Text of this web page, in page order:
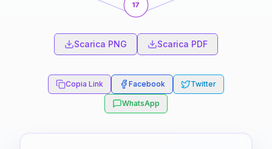
17
Scarica PNG Scarica PDF
Copia Link Facebook Twitter
WhatsApp